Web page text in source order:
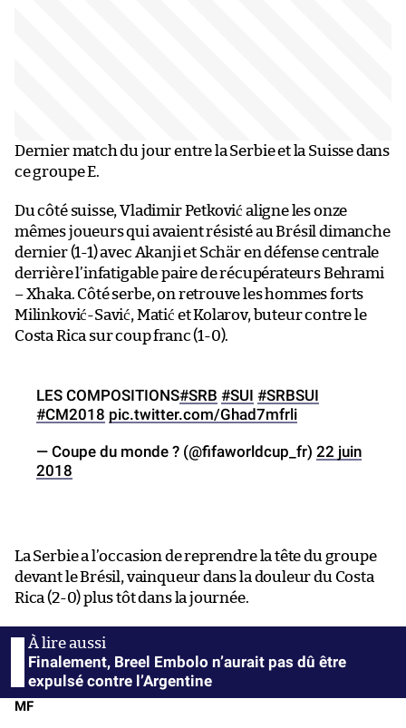
Dernier match du jour entre la Serbie et la Suisse dans
ce groupe E.
Du côté suisse, Vladimir Petković aligne les onze
mêmes joueurs qui avaient résisté au Brésil dimanche
dernier (1-1) avec Akanji et Schär en défense centrale
derrière l’infatigable paire de récupérateurs Behrami
– Xhaka. Côté serbe, on retrouve les hommes forts
Milinković-Savić, Matić et Kolarov, buteur contre le
Costa Rica sur coup franc (1-0).
LES COMPOSITIONS#SRB #SUI #SRBSUI
#CM2018 pic.twitter.com/Ghad7mfrli
— Coupe du monde ? (@fifaworldcup_fr) 22 juin
2018
La Serbie a l’occasion de reprendre la tête du groupe
devant le Brésil, vainqueur dans la douleur du Costa
Rica (2-0) plus tôt dans la journée.
Finalement, Breel Embolo n’aurait pas dû être
expulsé contre l’Argentine
MF